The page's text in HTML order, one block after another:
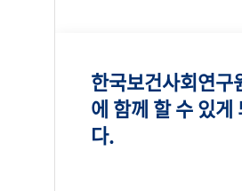
한국보건사회연
에 함께 할 수 있게
다.